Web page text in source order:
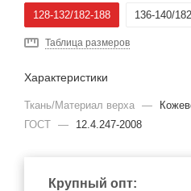
128-132/182-188 136-140/
Таблица размеров
Характеристики
Ткань/Материал верха —
ГОСТ — 12.4.247-2008
Крупный опт: